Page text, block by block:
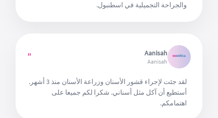
والجراحة التجميلية في اسطنبول.
Aanisah
Aanisah
”
لقد جئت لإجراء قشور الأسنان وزراعة الأسنان منذ 3 أشهر.
أستطيع أن آكل مثل أسناني. شكرا لكم جميعا على
اهتمامكم.